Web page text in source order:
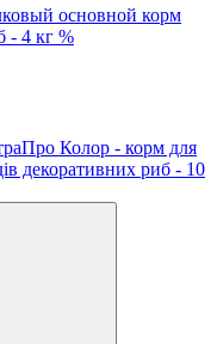
основной корм
- 4 кг %